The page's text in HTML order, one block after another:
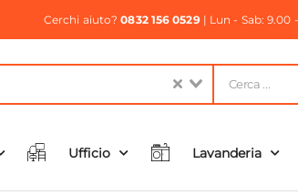
Cerchi aiuto?0832 156 0529| Lun - Sab: 9.00 -
Ufficio Lavanderia